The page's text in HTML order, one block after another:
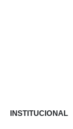
INSTITUCIONAL